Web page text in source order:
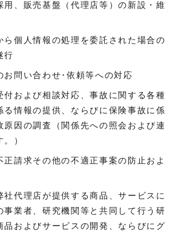
用、販売基盤（代理店等）の新設・維
ら個人情報の処理を委託された場合の
行
お問い合わせ･依頼等への対応
付および相談対応、事故に関する各種
る情報の提供、ならびに保険事故に係
原因の調査（関係先への照会および連
）
正請求その他の不適正事案の防止およ
社代理店が提供する商品、サービスに
事業者、研究機関等と共同して行う研
品およびサービスの開発、ならびにグ